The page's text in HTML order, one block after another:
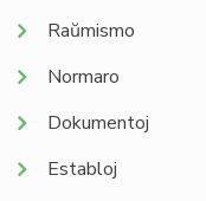
Raŭmismo
Normaro
Dokumentoj
Establoj